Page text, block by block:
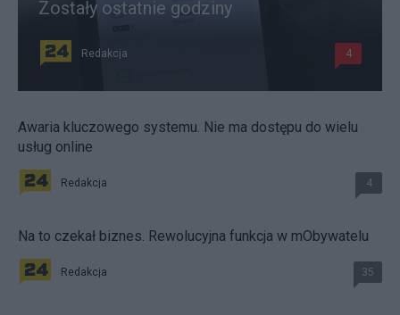
Zostały ostatnie godziny
Redakcja 4
Awaria kluczowego systemu. Nie ma dostępu do wielu
usług online
Redakcja 4
Na to czekał biznes. Rewolucyjna funkcja w mObywatelu
Redakcja 35